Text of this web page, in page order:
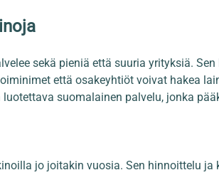
sekä pieniä että suuria yrityksiä.
että osakeyhtiöt voivat hakea
suomalainen palvelu, jonka
jo joitakin vuosia. Sen hinnoittelu